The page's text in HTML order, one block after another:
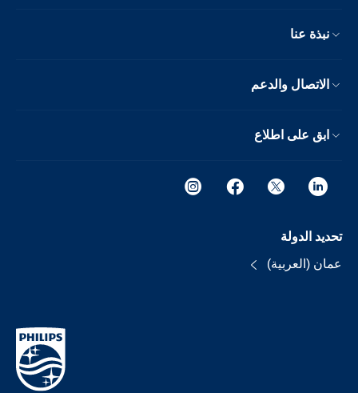
نبذة عنا
الاتصال والدعم
ابق على اطلاع
تحديد الدولة
عمان (العربية)